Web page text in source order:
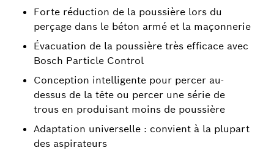
Forte réduction de la poussière lors du
perçage dans le béton armé et la maçonnerie
Évacuation de la poussière très efficace avec
Bosch Particle Control
Conception intelligente pour percer au-
dessus de la tête ou percer une série de
trous en produisant moins de poussière
Adaptation universelle : convient à la plupart
des aspirateurs